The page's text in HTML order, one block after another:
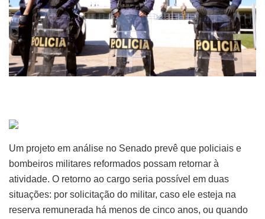
Um projeto em análise no Senado prevê que policiais e
bombeiros militares reformados possam retornar à
atividade. O retorno ao cargo seria possível em duas
situações: por solicitação do militar, caso ele esteja na
reserva remunerada há menos de cinco anos, ou quando